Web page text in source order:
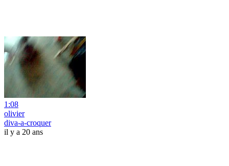
1:08
olivier
diva-a-croquer
il y a 20 ans